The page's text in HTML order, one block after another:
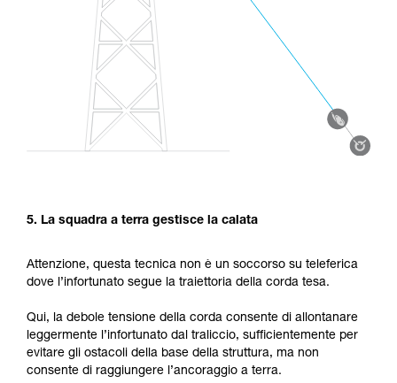
5. La squadra a terra gestisce la calata
Attenzione, questa tecnica non è un soccorso su teleferica
dove l’infortunato segue la traiettoria della corda tesa.
Qui, la debole tensione della corda consente di allontanare
leggermente l’infortunato dal traliccio, sufficientemente per
evitare gli ostacoli della base della struttura, ma non
consente di raggiungere l’ancoraggio a terra.